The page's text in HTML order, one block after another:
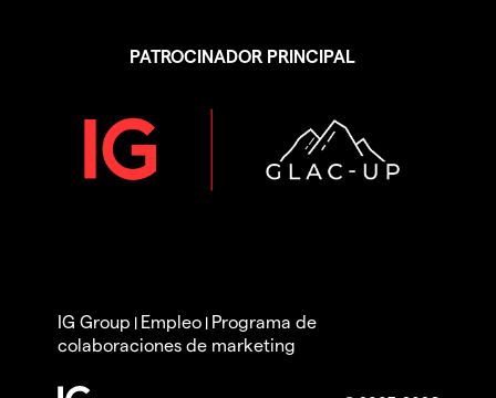
PATROCINADOR PRINCIPAL
IG Group | Empleo | Programa de
colaboraciones de marketing